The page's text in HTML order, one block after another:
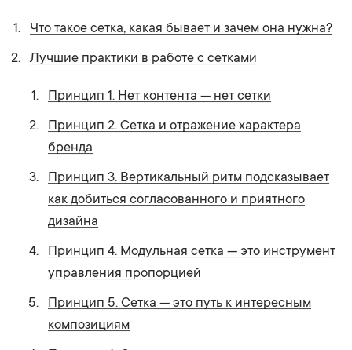
Что такое сетка, какая бывает и зачем она нужна?
Лучшие практики в работе с сетками
Принцип 1. Нет контента — нет сетки
Принцип 2. Cетка и отражение характера
бренда
Принцип 3. Вертикальный ритм подсказывает
как добиться согласованного и приятного
дизайна
Принцип 4. Модульная сетка — это инструмент
управления пропорцией
Принцип 5. Сетка — это путь к интересным
композициям